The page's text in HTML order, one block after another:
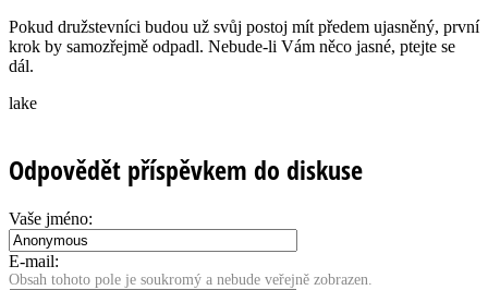
Pokud družstevníci budou už svůj postoj mít předem ujasněný, první
krok by samozřejmě odpadl. Nebude-li Vám něco jasné, ptejte se
dál.
lake
Odpovědět příspěvkem do diskuse
Vaše jméno:
E-mail:
Obsah tohoto pole je soukromý a nebude veřejně zobrazen.